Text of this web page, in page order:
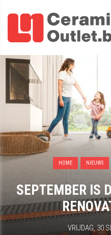
HOME NIEUWS
SEPTEMBER IS
VRIJDAG, 30